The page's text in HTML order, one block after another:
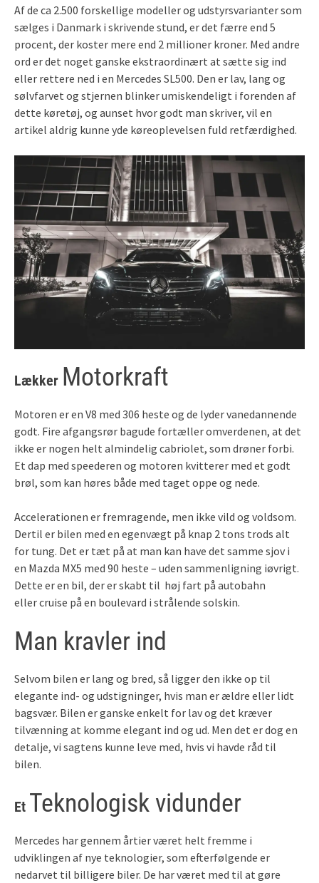
Af de ca 2.500 forskellige modeller og udstyrsvarianter som
sælges i Danmark i skrivende stund, er det færre end 5
procent, der koster mere end 2 millioner kroner. Med andre
ord er det noget ganske ekstraordinært at sætte sig ind
eller rettere ned i en Mercedes SL500. Den er lav, lang og
sølvfarvet og stjernen blinker umiskendeligt i forenden af
dette køretøj, og aunset hvor godt man skriver, vil en
artikel aldrig kunne yde køreoplevelsen fuld retfærdighed.
Lækker Motorkraft
Motoren er en V8 med 306 heste og de lyder vanedannende
godt. Fire afgangsrør bagude fortæller omverdenen, at det
ikke er nogen helt almindelig cabriolet, som drøner forbi.
Et dap med speederen og motoren kvitterer med et godt
brøl, som kan høres både med taget oppe og nede.
Accelerationen er fremragende, men ikke vild og voldsom.
Dertil er bilen med en egenvægt på knap 2 tons trods alt
for tung. Det er tæt på at man kan have det samme sjov i
en Mazda MX5 med 90 heste – uden sammenligning iøvrigt.
Dette er en bil, der er skabt til høj fart på autobahn
eller cruise på en boulevard i strålende solskin.
Man kravler ind
Selvom bilen er lang og bred, så ligger den ikke op til
elegante ind- og udstigninger, hvis man er ældre eller lidt
bagsvær. Bilen er ganske enkelt for lav og det kræver
tilvænning at komme elegant ind og ud. Men det er dog en
detalje, vi sagtens kunne leve med, hvis vi havde råd til
bilen.
Et Teknologisk vidunder
Mercedes har gennem årtier været helt fremme i
udviklingen af nye teknologier, som efterfølgende er
nedarvet til billigere biler. De har været med til at gøre